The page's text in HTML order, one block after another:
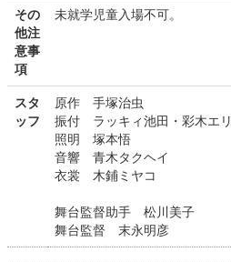
その
他注
意事
項
未就学児童入場不可。
スタ
ッフ
原作 手塚治虫
振付 ラッキィ池田・彩木エリ
照明 塚本悟
音響 青木タクヘイ
衣裳 木鋪ミヤコ
舞台監督助手 松川美子
舞台監督 末永明彦